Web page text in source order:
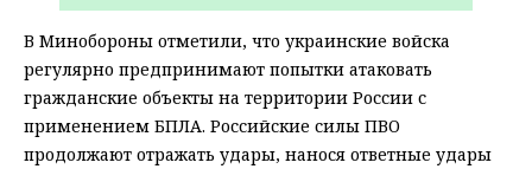
В Минобороны отметили, что украинские войска
регулярно предпринимают попытки атаковать
гражданские объекты на территории России с
применением БПЛА. Российские силы ПВО
продолжают отражать удары, нанося ответные удары